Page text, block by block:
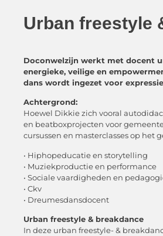
Urban freestyle
Doconwelzijn werkt met docent
energieke, veilige en
dans wordt ingezet voor
Achtergrond:
Hoewel Dikkie zich vooral
en beatboxprojecten voor
cursussen en masterclasses op het
• Hiphopeducatie en storytelling
• Muziekproductie en performance
• Sociale vaardigheden en
• Ckv
• Dreumesdansdocent
Urban freestyle & breakdance
In deze urban freestyle- &